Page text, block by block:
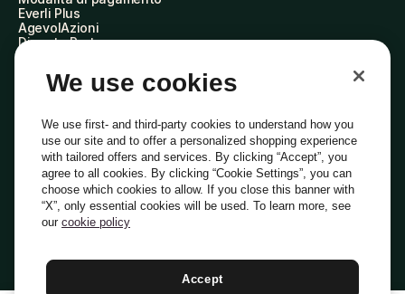
Everli Plus
AgevolAzioni
Diventa Partner
Everli Shoppers
About Us
Everli News
Domande frequenti
Lavora con noi
Diventa Shopper
Investitori
PrivacyCookiePreferenze Cookie
Termini e CondizioniCodice Etico
Indirizzo PEC: everli@pec.it - indirizzo DPO: dpo@everli.com
Italiano
We use cookies
We use first- and third-party cookies to understand how you
use our site and to offer a personalized shopping experience
with tailored offers and services. By clicking “Accept”, you
agree to all cookies. By clicking “Cookie Settings”, you can
choose which cookies to allow. If you close this banner with
“X”, only essential cookies will be used. To learn more, see
our cookie policy
Accept